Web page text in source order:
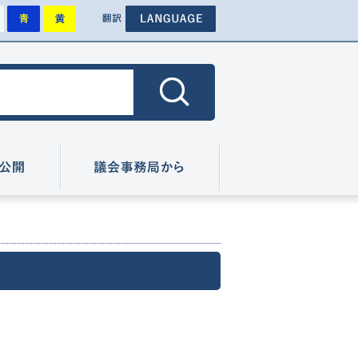
翻訳
背景を標準にします
背景を青色にします
背景を黄色にします
にします